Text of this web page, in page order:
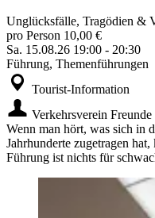
Unglücksfälle, Tragödien &
pro Person 10,00 €
Sa. 15.08.26 19:00 - 20:30
Führung, Themenführungen
Tourist-Information
Verkehrsverein
Wenn man hört, was sich in
Jahrhunderte zugetragen
Führung ist nichts für